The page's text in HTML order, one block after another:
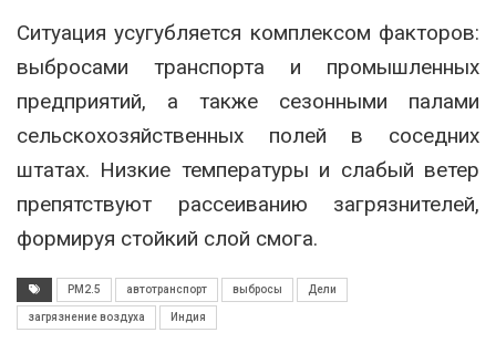
Ситуация усугубляется комплексом факторов:
выбросами транспорта и промышленных
предприятий, а также сезонными палами
сельскохозяйственных полей в соседних
штатах. Низкие температуры и слабый ветер
препятствуют рассеиванию загрязнителей,
формируя стойкий слой смога.
PM2.5 автотранспорт выбросы Дели
загрязнение воздуха Индия